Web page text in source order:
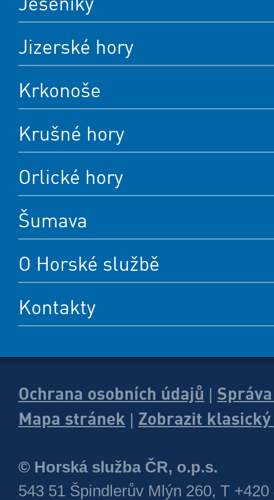
Jizerské hory
Krkonoše
Krušné hory
Orlické hory
Šumava
O Horské službě
Kontakty
Ochrana osobních údajů
Mapa stránek
Zobrazit
© Horská služba ČR, o.p.s.
543 51 Špindlerův Mlýn 260, T +420